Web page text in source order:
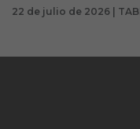
22 de julio de 2026 |